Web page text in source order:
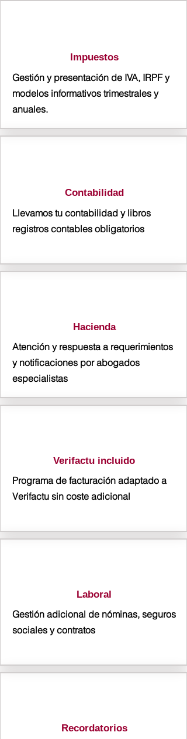
Impuestos
Gestión y presentación de IVA, IRPF y
modelos informativos trimestrales y
anuales.
Contabilidad
Llevamos tu contabilidad y libros
registros contables obligatorios
Hacienda
Atención y respuesta a requerimientos
y notificaciones por abogados
especialistas
Verifactu incluido
Programa de facturación adaptado a
Verifactu sin coste adicional
Laboral
Gestión adicional de nóminas, seguros
sociales y contratos
Recordatorios